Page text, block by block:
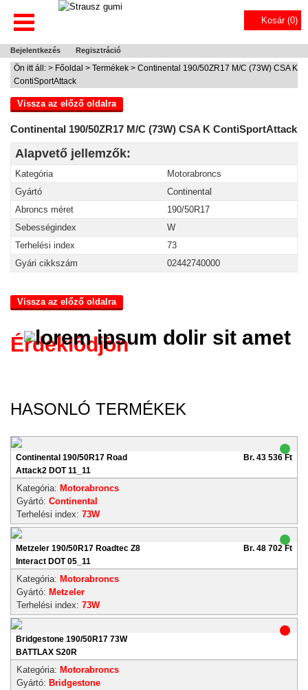
Kosár (0)
Bejelentkezés Regisztráció
Ön itt áll: > Főoldal > Termékek > Continental 190/50ZR17 M/C (73W) CSA K
ContiSportAttack
Vissza az előző oldalra
Continental 190/50ZR17 M/C (73W) CSA K ContiSportAttack
Alapvető jellemzők:
Kategória
Motorabroncs
Gyártó
Continental
Abroncs méret
190/50R17
Sebességindex
W
Terhelési index
73
Gyári cikkszám
02442740000
Vissza az előző oldalra
Érdeklődjön
HASONLÓ TERMÉKEK
Continental 190/50R17 Road
Attack2 DOT 11_11
Br. 43 536 Ft
Kategória: Motorabroncs
Gyártó: Continental
Terhelési index: 73W
Metzeler 190/50R17 Roadtec Z8
Interact DOT 05_11
Br. 48 702 Ft
Kategória: Motorabroncs
Gyártó: Metzeler
Terhelési index: 73W
Bridgestone 190/50R17 73W
BATTLAX S20R
Kategória: Motorabroncs
Gyártó: Bridgestone